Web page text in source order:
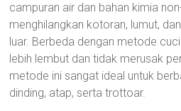
campuran air dan bahan kimia
menghilangkan kotoran, lumut,
luar. Berbeda dengan metode
lebih lembut dan tidak merusak
metode ini sangat ideal untuk
dinding, atap, serta trottoar.